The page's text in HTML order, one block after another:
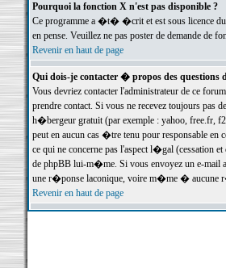
Pourquoi la fonction X n'est pas disponible ?
Ce programme a �t� �crit et est sous licence
en pense. Veuillez ne pas poster de demande de
Revenir en haut de page
Qui dois-je contacter � propos des
Vous devriez contacter l'administrateur de ce
prendre contact. Si vous ne recevez toujours
h�bergeur gratuit (par exemple : yahoo, free.fr,
peut en aucun cas �tre tenu pour responsable
ce qui ne concerne pas l'aspect l�gal (cessation
de phpBB lui-m�me. Si vous envoyez un e-mail
une r�ponse laconique, voire m�me � aucune
Revenir en haut de page